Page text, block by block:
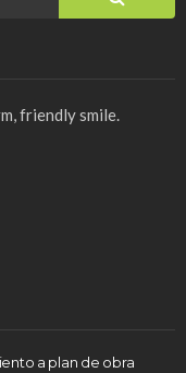
friendly smile.
a plan de obra